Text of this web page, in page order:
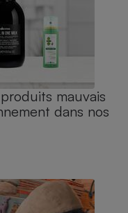
mauvais
dans nos